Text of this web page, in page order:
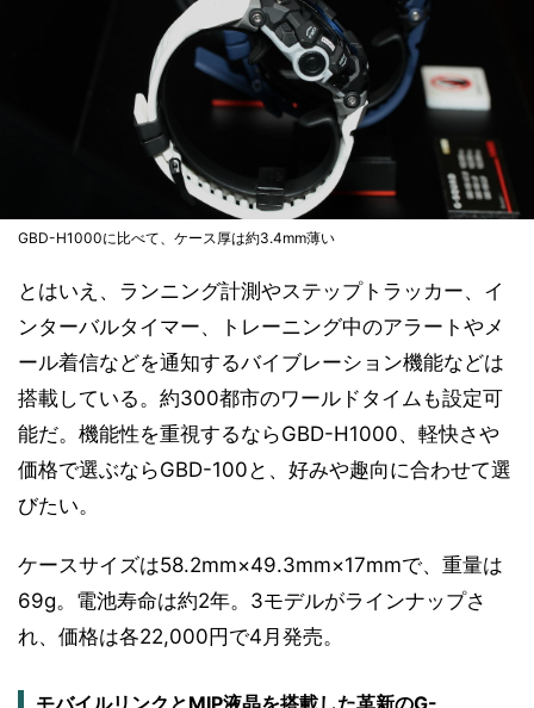
GBD-H1000に比べて、ケース厚は約3.4mm薄い
とはいえ、ランニング計測やステップトラッカー、イ
ンターバルタイマー、トレーニング中のアラートやメ
ール着信などを通知するバイブレーション機能などは
搭載している。約300都市のワールドタイムも設定可
能だ。機能性を重視するならGBD-H1000、軽快さや
価格で選ぶならGBD-100と、好みや趣向に合わせて選
びたい。
ケースサイズは58.2mm×49.3mm×17mmで、重量は
69g。電池寿命は約2年。3モデルがラインナップさ
れ、価格は各22,000円で4月発売。
モバイルリンクとMIP液晶を搭載した革新のG-